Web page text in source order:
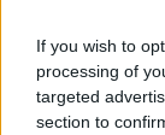
If you wish to
processing of
targeted
section to
For